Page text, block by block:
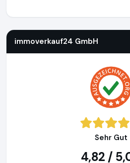
immoverkauf24 GmbH
Sehr Gut
4,82 /